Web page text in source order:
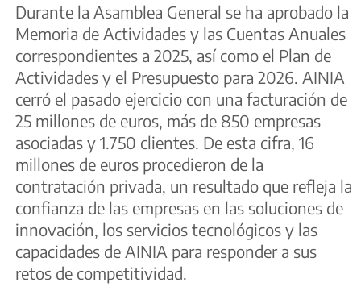
Durante la Asamblea General se ha aprobado la
Memoria de Actividades y las Cuentas Anuales
correspondientes a 2025, así como el Plan de
Actividades y el Presupuesto para 2026. AINIA
cerró el pasado ejercicio con una facturación de
25 millones de euros, más de 850 empresas
asociadas y 1.750 clientes. De esta cifra, 16
millones de euros procedieron de la
contratación privada, un resultado que refleja la
confianza de las empresas en las soluciones de
innovación, los servicios tecnológicos y las
capacidades de AINIA para responder a sus
retos de competitividad.